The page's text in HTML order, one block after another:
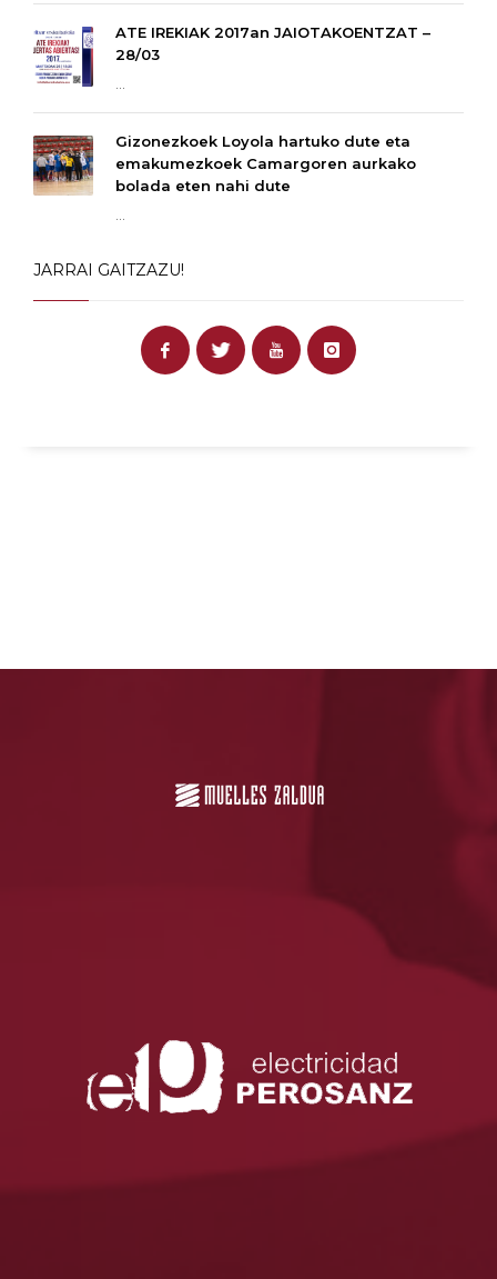
ATE IREKIAK 2017an JAIOTAKOENTZAT –
28/03
Gizonezkoek Loyola hartuko dute eta
emakumezkoek Camargoren aurkako
bolada eten nahi dute
JARRAI GAITZAZU!